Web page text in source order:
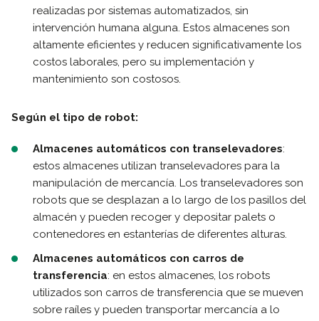
realizadas por sistemas automatizados, sin
intervención humana alguna. Estos almacenes son
altamente eficientes y reducen significativamente los
costos laborales, pero su implementación y
mantenimiento son costosos.
Según el tipo de robot:
Almacenes automáticos con transelevadores:
estos almacenes utilizan transelevadores para la
manipulación de mercancía. Los transelevadores son
robots que se desplazan a lo largo de los pasillos del
almacén y pueden recoger y depositar palets o
contenedores en estanterías de diferentes alturas.
Almacenes automáticos con carros de
transferencia: en estos almacenes, los robots
utilizados son carros de transferencia que se mueven
sobre raíles y pueden transportar mercancía a lo